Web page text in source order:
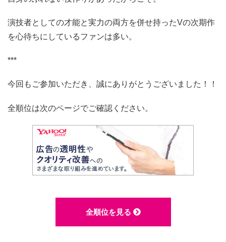
演技者としての才能と実力の両方を併せ持ったVの次期作
を心待ちにしているファンは多い。
***
今回もご参加いただき、誠にありがとうございました！！
全順位は次のページでご確認ください。
全順位を見る